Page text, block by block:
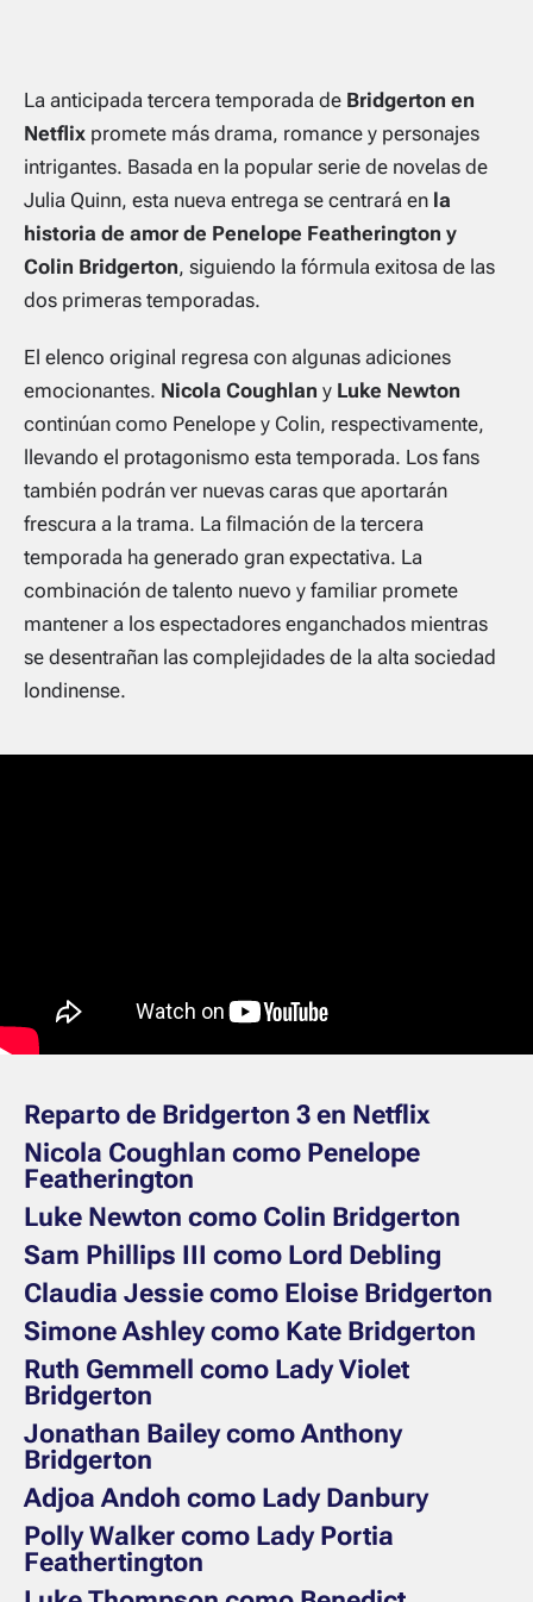
La anticipada tercera temporada de Bridgerton en
Netflix promete más drama, romance y personajes
intrigantes. Basada en la popular serie de novelas de
Julia Quinn, esta nueva entrega se centrará en la
historia de amor de Penelope Featherington y
Colin Bridgerton, siguiendo la fórmula exitosa de las
dos primeras temporadas.
El elenco original regresa con algunas adiciones
emocionantes. Nicola Coughlan y Luke Newton
continúan como Penelope y Colin, respectivamente,
llevando el protagonismo esta temporada. Los fans
también podrán ver nuevas caras que aportarán
frescura a la trama. La filmación de la tercera
temporada ha generado gran expectativa. La
combinación de talento nuevo y familiar promete
mantener a los espectadores enganchados mientras
se desentrañan las complejidades de la alta sociedad
londinense.
Reparto de Bridgerton 3 en Netflix
Nicola Coughlan como Penelope
Featherington
Luke Newton como Colin Bridgerton
Sam Phillips III como Lord Debling
Claudia Jessie como Eloise Bridgerton
Simone Ashley como Kate Bridgerton
Ruth Gemmell como Lady Violet
Bridgerton
Jonathan Bailey como Anthony
Bridgerton
Adjoa Andoh como Lady Danbury
Polly Walker como Lady Portia
Feathertington